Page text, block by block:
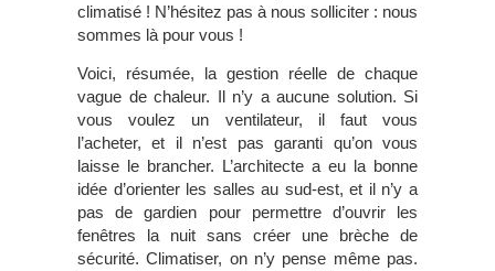
climatisé ! N’hésitez pas à nous solliciter : nous
sommes là pour vous !
Voici, résumée, la gestion réelle de chaque
vague de chaleur. Il n’y a aucune solution. Si
vous voulez un ventilateur, il faut vous
l’acheter, et il n’est pas garanti qu’on vous
laisse le brancher. L’architecte a eu la bonne
idée d’orienter les salles au sud-est, et il n’y a
pas de gardien pour permettre d’ouvrir les
fenêtres la nuit sans créer une brèche de
sécurité. Climatiser, on n’y pense même pas.